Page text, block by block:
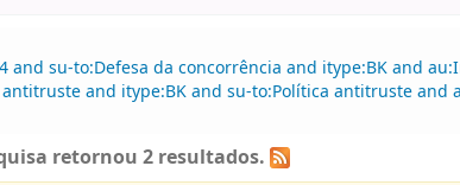
and su-to:Defesa da concorrência and itype:BK and
and itype:BK and su-to:Política antitruste
retornou 2 resultados.